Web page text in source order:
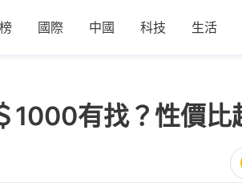
國際 中國 科技 生活
1000有找？性價比